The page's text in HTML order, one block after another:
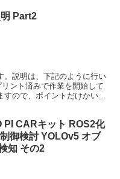
Part2
。説明は、下記のように行い
ント済みで作業を開始して
ので、ポイントだけかいつ
PI CARキット ROS2化
御検討 YOLOv5 オブ
知 その2